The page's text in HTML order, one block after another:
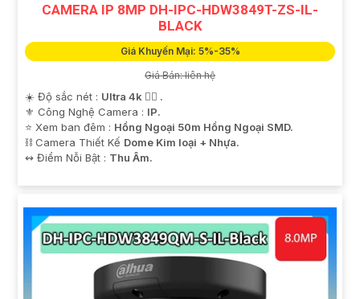
CAMERA IP 8MP DH-IPC-HDW3849T-ZS-IL-
BLACK
Giá Khuyến Mại: 5%-35%
Giá Bán: liên hệ
☀️ Độ sắc nét : Ultra 4k 👍🏾 .
⚜️ Công Nghệ Camera : IP.
⭐ Xem ban đêm : Hồng Ngoại 50m Hồng Ngoại SMD.
⛓ Camera Thiết Kế Dome Kim loại + Nhựa.
️↭ Điểm Nỗi Bật : Thu Âm.